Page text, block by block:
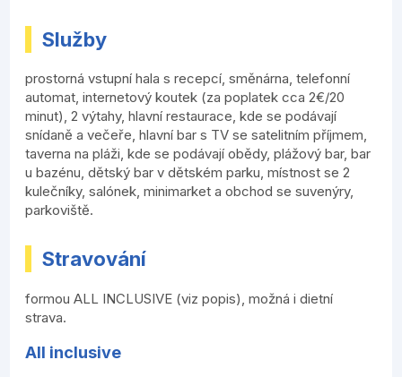
Služby
prostorná vstupní hala s recepcí, směnárna, telefonní
automat, internetový koutek (za poplatek cca 2€/20
minut), 2 výtahy, hlavní restaurace, kde se podávají
snídaně a večeře, hlavní bar s TV se satelitním příjmem,
taverna na pláži, kde se podávají obědy, plážový bar, bar
u bazénu, dětský bar v dětském parku, místnost se 2
kulečníky, salónek, minimarket a obchod se suvenýry,
parkoviště.
Stravování
formou ALL INCLUSIVE (viz popis), možná i dietní
strava.
All inclusive